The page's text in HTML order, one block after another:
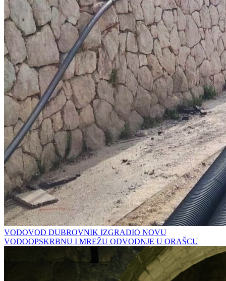
VODOVOD DUBROVNIK IZGRADIO NOVU
VODOOPSKRBNU I MREŽU ODVODNJE U ORAŠCU